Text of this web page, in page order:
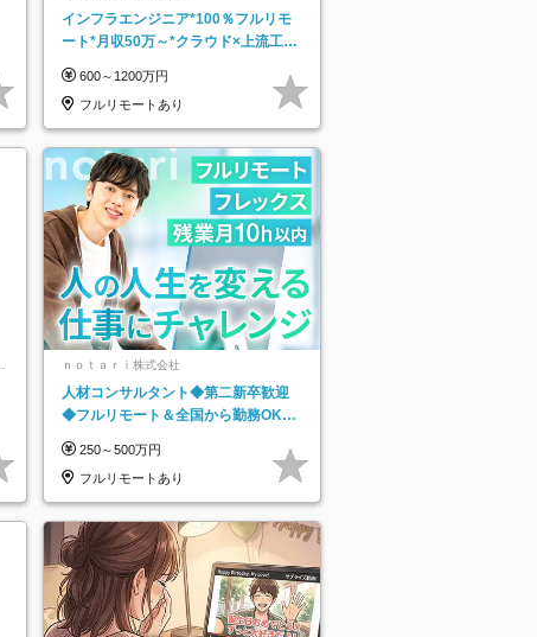
インフラエンジニア*100％フルリモ
ート*月収50万～*クラウド×上流工程
600～1200万円
フルリモートあり
ｎｏｔａｒｉ株式会社
人材コンサルタント◆第二新卒歓迎
◆フルリモート＆全国から勤務OK◆
250～500万円
フルリモートあり